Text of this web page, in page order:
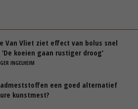
Van Vliet ziet effect van bolus snel
koeien gaan rustiger droog’
INGELHEIM
een goed alternatief
kunstmest?